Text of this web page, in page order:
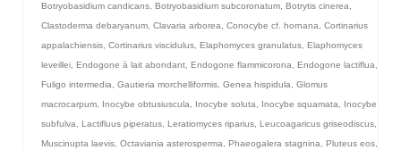
Botryobasidium candicans Botryobasidium subcoronatum Botrytis cinerea
Clastoderma debaryanum Clavaria arborea Conocybe cf. hornana
Cortinarius
appalachiensis Cortinarius viscidulus Elaphomyces granulatus Elaphomyces
leveillei Endogone à lait abondant Endogone flammicorona Endogone lactiflua
Fuligo intermedia
Gautieria morchelliformis Genea hispidula
Glomus
macrocarpum
Inocybe obtusiuscula Inocybe soluta Inocybe squamata
Inocybe
subfulva
Lactifluus piperatus Leratiomyces riparius Leucoagaricus griseodiscus
Muscinupta laevis Octaviania asterosperma Phaeogalera stagnina Pluteus eos